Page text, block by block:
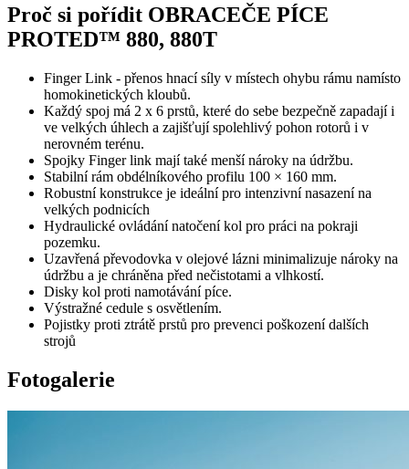
Proč si pořídit OBRACEČE PÍCE
PROTED™ 880, 880T
Finger Link - přenos hnací síly v místech ohybu rámu namísto
homokinetických kloubů.
Každý spoj má 2 x 6 prstů, které do sebe bezpečně zapadají i
ve velkých úhlech a zajišťují spolehlivý pohon rotorů i v
nerovném terénu.
Spojky Finger link mají také menší nároky na údržbu.
Stabilní rám obdélníkového profilu 100 × 160 mm.
Robustní konstrukce je ideální pro intenzivní nasazení na
velkých podnicích
Hydraulické ovládání natočení kol pro práci na pokraji
pozemku.
Uzavřená převodovka v olejové lázni minimalizuje nároky na
údržbu a je chráněna před nečistotami a vlhkostí.
Disky kol proti namotávání píce.
Výstražné cedule s osvětlením.
Pojistky proti ztrátě prstů pro prevenci poškození dalších
strojů
Fotogalerie